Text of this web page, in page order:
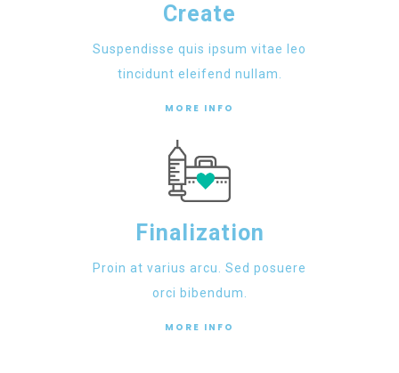
Create
Suspendisse quis ipsum vitae leo
tincidunt eleifend nullam.
MORE INFO
Finalization
Proin at varius arcu. Sed posuere
orci bibendum.
MORE INFO